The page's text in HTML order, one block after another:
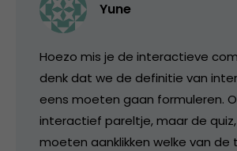
Yune
Hoezo mis je de interactieve
denk dat we de definitie van
eens moeten gaan formuleren.
interactief pareltje, maar de
moeten aanklikken welke van